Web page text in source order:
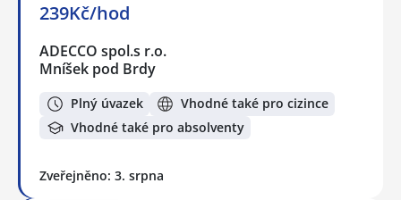
239Kč/hod
ADECCO spol.s r.o.
Mníšek pod Brdy
Plný úvazek
Vhodné také pro cizince
Vhodné také pro absolventy
Zveřejněno: 3. srpna